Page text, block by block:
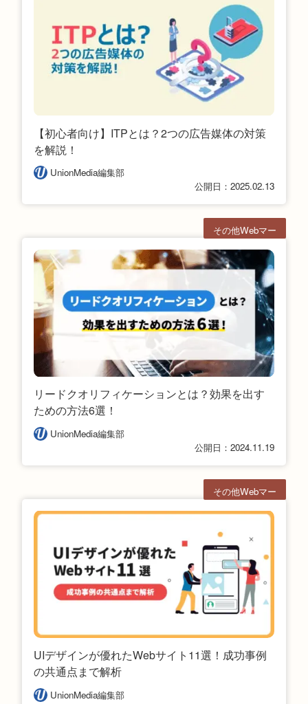
【初心者向け】ITPとは？2つの広告媒体の対策
を解説！
UnionMedia編集部
公開日：2025.02.13
リードクオリフィケーションとは？効果を出す
ための方法6選！
UnionMedia編集部
公開日：2024.11.19
その他Webマー
UIデザインが優れたWebサイト11選！成功事例
の共通点まで解析
UnionMedia編集部
その他Webマー